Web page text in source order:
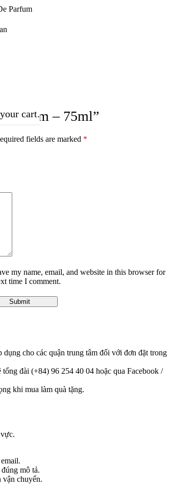
Parfum
Parfum – 75ml”
fields are marked *
my name, email, and website in this browser for
time I comment.
cho các quận trung tâm đối với đơn đặt trong
đài (+84) 96 254 40 04 hoặc qua Facebook /
khi mua làm quà tặng.
mô tả.
vận chuyển.
cart.